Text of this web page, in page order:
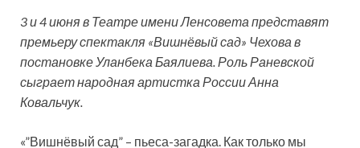
3 и 4 июня в Театре имени Ленсовета представят
премьеру спектакля «Вишнёвый сад» Чехова в
постановке Уланбека Баялиева. Роль Раневской
сыграет народная артистка России Анна
Ковальчук.
«”Вишнёвый сад” – пьеса-загадка. Как только мы